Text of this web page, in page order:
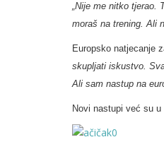
„Nije me nitko tjerao.
moraš na trening. Ali
Europsko natjecanje
skupljati iskustvo.
Ali sam nastup na
Novi nastupi već su